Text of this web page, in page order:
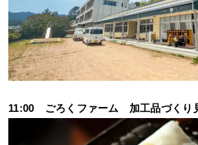
11:00 ごろくファーム 加工品づくり